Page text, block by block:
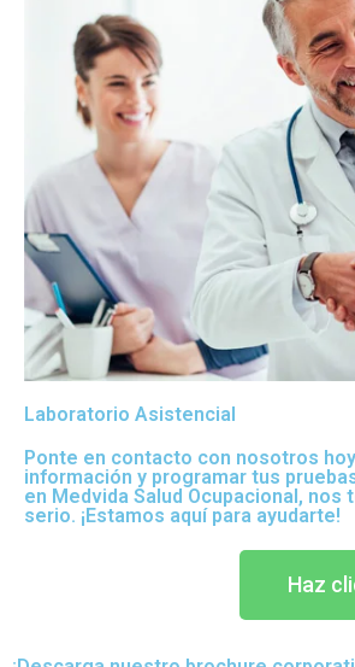
Laboratorio Asistencial
Ponte en contacto con nosotros
información y programar tus
en Medvida Salud Ocupacional,
serio. ¡Estamos aquí para ayudarte!
Haz